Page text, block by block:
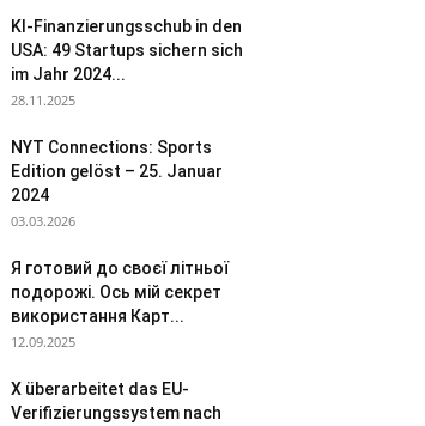
KI-Finanzierungsschub in den
USA: 49 Startups sichern sich
im Jahr 2024...
28.11.2025
NYT Connections: Sports
Edition gelöst – 25. Januar
2024
03.03.2026
Я готовий до своєї літньої
подорожі. Ось мій секрет
використання Карт...
12.09.2025
X überarbeitet das EU-
Verifizierungssystem nach